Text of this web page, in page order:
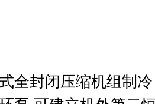
全封闭压缩机组制